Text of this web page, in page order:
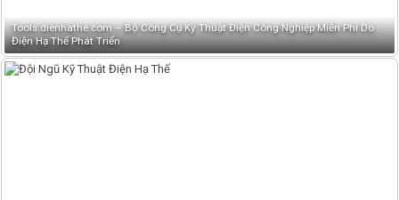
Tools.dienhathe.com – Bộ Công Cụ Kỹ Thuật Điện Công Nghiệp Miễn Phí Do
Điện Hạ Thế Phát Triển